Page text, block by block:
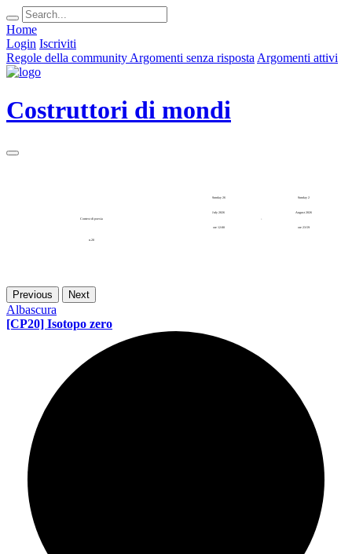
Home
Login Iscriviti
Regole della community Argomenti senza risposta Argomenti attivi
Costruttori di mondi
Contest di poesia
n.20
Sunday 26
July 2026
ore 12:00
Sunday 2
August 2026
ore 23:59
Previous Next
Albascura
[CP20] Isotopo zero